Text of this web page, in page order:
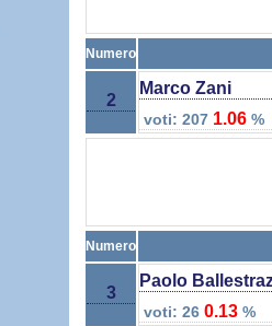
Numero
2
Marco Zani
voti: 207 1.06 %
Numero
3
Paolo
voti: 26 0.13 %